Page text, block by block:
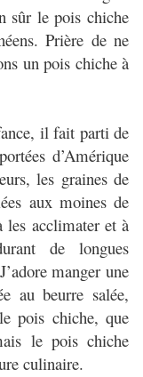
sûr le pois chiche
Prière de ne
un pois chiche à
il fait parti de
d’Amérique
les graines de
aux moines de
les acclimater et à
de longues
manger une
au beurre salée,
pois chiche, que
le pois chiche
culinaire.